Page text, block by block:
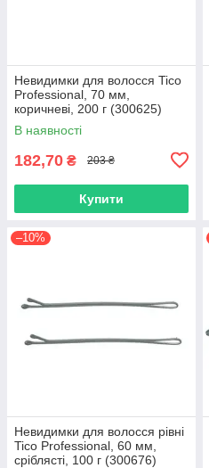
Невидимки для волосся Tico
Professional, 70 мм,
коричневі, 200 г (300625)
В наявності
182,70 ₴ 203 ₴
Купити
–10%
Невидимки для волосся рівні
Tico Professional, 60 мм,
сріблясті, 100 г (300676)